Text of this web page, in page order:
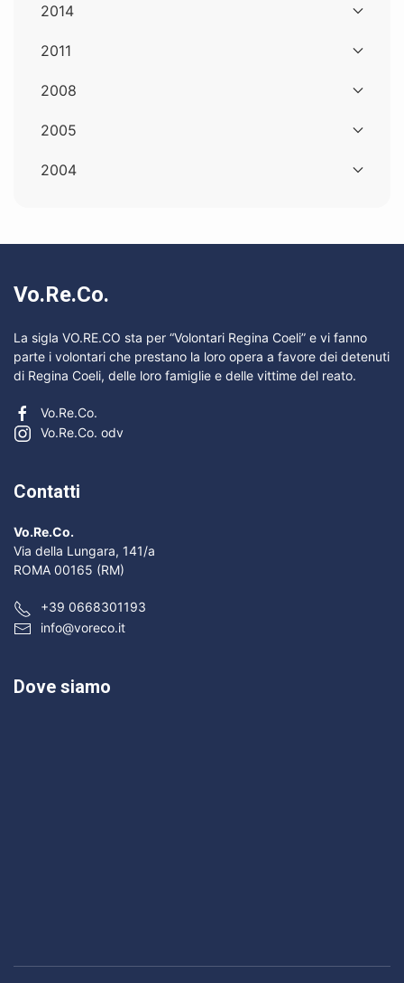
2014
2011
2008
2005
2004
Vo.Re.Co.
La sigla VO.RE.CO sta per “Volontari Regina Coeli” e vi fanno
parte i volontari che prestano la loro opera a favore dei detenuti
di Regina Coeli, delle loro famiglie e delle vittime del reato.
Vo.Re.Co.
Vo.Re.Co. odv
Contatti
Vo.Re.Co.
Via della Lungara, 141/a
ROMA 00165 (RM)
+39 0668301193
info@voreco.it
Dove siamo